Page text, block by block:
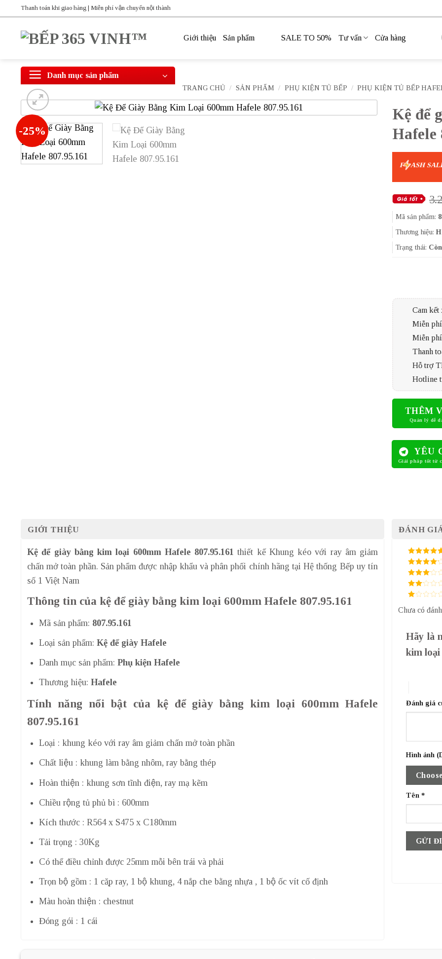
Thanh toán khi giao hàng | Miễn phí vận chuyển nội thành
Giới thiệu Sản phẩm SALE TO 50% Tư vấn Cửa hàng
Danh mục sản phẩm
TRANG CHỦ / SẢN PHẨM / PHỤ KIỆN TỦ BẾP / PHỤ KIỆN TỦ BẾP
-25%
Kệ để
Hafele
F ASH
Mã sản phẩm:
Thương hiệu:
Trạng thái:
Cam kết
Miễn
Miễn phí
Thanh
Hỗ trợ
Hotline
THÊM
YÊU
GIỚI THIỆU
Kệ để giày bằng kim loại 600mm Hafele 807.95.161 thiết kế Khung kéo với ray âm giảm
chấn mở toàn phần. Sản phẩm được nhập khẩu và phân phối chính hãng tại Hệ thống Bếp uy tín
số 1 Việt Nam
Thông tin của kệ để giày bằng kim loại 600mm Hafele 807.95.161
Mã sản phẩm: 807.95.161
Loại sản phẩm: Kệ để giày Hafele
Danh mục sản phẩm: Phụ kiện Hafele
Thương hiệu: Hafele
Tính năng nổi bật của kệ để giày bằng kim loại 600mm Hafele
807.95.161
Loại : khung kéo với ray âm giảm chấn mở toàn phần
Chất liệu : khung làm bằng nhôm, ray bằng thép
Hoàn thiện : khung sơn tĩnh điện, ray mạ kẽm
Chiều rộng tủ phủ bì : 600mm
Kích thước : R564 x S475 x C180mm
Tải trọng : 30Kg
Có thể điều chỉnh được 25mm mỗi bên trái và phải
Trọn bộ gồm : 1 cặp ray, 1 bộ khung, 4 nắp che bằng nhựa , 1 bộ ốc vít cố định
Màu hoàn thiện : chestnut
Đóng gói : 1 cái
ĐÁNH
5/ 5 điểm
4/ 5
điểm
3/ 5
điểm
2/
điểm
/
Chưa có
Hãy là
kim loại
Đánh giá
Hình ảnh
Tên*